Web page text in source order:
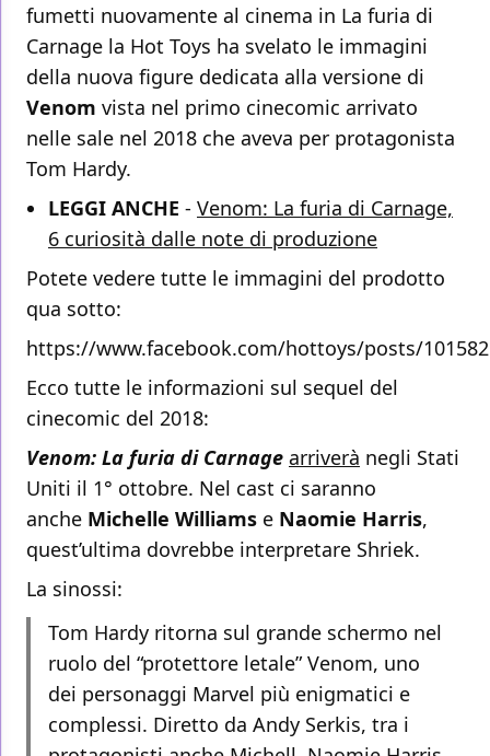
fumetti nuovamente al cinema in La furia di
Carnage la Hot Toys ha svelato le immagini
della nuova figure dedicata alla versione di
Venom vista nel primo cinecomic arrivato
nelle sale nel 2018 che aveva per protagonista
Tom Hardy.
LEGGI ANCHE - Venom: La furia di Carnage,
6 curiosità dalle note di produzione
Potete vedere tutte le immagini del prodotto
qua sotto:
https://www.facebook.com/hottoys/posts/
Ecco tutte le informazioni sul sequel del
cinecomic del 2018:
Venom: La furia di Carnage arriverà negli Stati
Uniti il 1° ottobre. Nel cast ci saranno
anche Michelle Williams e Naomie Harris,
quest’ultima dovrebbe interpretare Shriek.
La sinossi:
Tom Hardy ritorna sul grande schermo nel
ruolo del “protettore letale” Venom, uno
dei personaggi Marvel più enigmatici e
complessi. Diretto da Andy Serkis, tra i